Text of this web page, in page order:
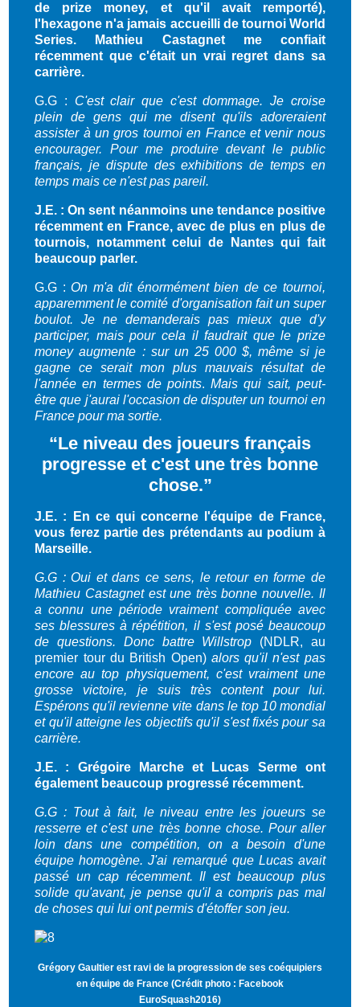
de prize money, et qu'il avait remporté),
l'hexagone n'a jamais accueilli de tournoi World
Series. Mathieu Castagnet me confiait
récemment que c'était un vrai regret dans sa
carrière.
G.G : C'est clair que c'est dommage. Je croise
plein de gens qui me disent qu'ils adoreraient
assister à un gros tournoi en France et venir nous
encourager. Pour me produire devant le public
français, je dispute des exhibitions de temps en
temps mais ce n'est pas pareil.
J.E. : On sent néanmoins une tendance positive
récemment en France, avec de plus en plus de
tournois, notamment celui de Nantes qui fait
beaucoup parler.
G.G :On m'a dit énormément bien de ce tournoi,
apparemment le comité d'organisation fait un super
boulot. Je ne demanderais pas mieux que d'y
participer, mais pour cela il faudrait que le prize
money augmente : sur un 25 000 $, même si je
gagne ce serait mon plus mauvais résultat de
l'année en termes de points. Mais qui sait, peut-
être que j'aurai l'occasion de disputer un tournoi en
France pour ma sortie.
“Le niveau des joueurs français
progresse et c'est une très bonne
chose.”
J.E. : En ce qui concerne l'équipe de France,
vous ferez partie des prétendants au podium à
Marseille.
G.G : Oui et dans ce sens, le retour en forme de
Mathieu Castagnet est une très bonne nouvelle. Il
a connu une période vraiment compliquée avec
ses blessures à répétition, il s'est posé beaucoup
de questions. Donc battre Willstrop (NDLR, au
premier tour du British Open)alors qu'il n'est pas
encore au top physiquement, c'est vraiment une
grosse victoire, je suis très content pour lui.
Espérons qu'il revienne vite dans le top 10 mondial
et qu'il atteigne les objectifs qu'il s'est fixés pour sa
carrière.
J.E. : Grégoire Marche et Lucas Serme ont
également beaucoup progressé récemment.
G.G : Tout à fait, le niveau entre les joueurs se
resserre et c'est une très bonne chose. Pour aller
loin dans une compétition, on a besoin d'une
équipe homogène. J'ai remarqué que Lucas avait
passé un cap récemment. Il est beaucoup plus
solide qu'avant, je pense qu'il a compris pas mal
de choses qui lui ont permis d'étoffer son jeu.
Grégory Gaultier est ravi de la progression de ses coéquipiers
en équipe de France (Crédit photo : Facebook
EuroSquash2016)